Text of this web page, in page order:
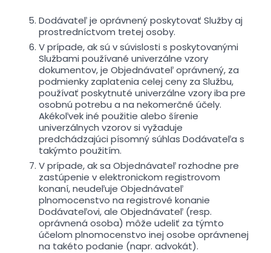
Dodávateľ je oprávnený poskytovať Služby aj
prostredníctvom tretej osoby.
V prípade, ak sú v súvislosti s poskytovanými
Službami používané univerzálne vzory
dokumentov, je Objednávateľ oprávnený, za
podmienky zaplatenia celej ceny za Službu,
používať poskytnuté univerzálne vzory iba pre
osobnú potrebu a na nekomerčné účely.
Akékoľvek iné použitie alebo šírenie
univerzálnych vzorov si vyžaduje
predchádzajúci písomný súhlas Dodávateľa s
takýmto použitím.
V prípade, ak sa Objednávateľ rozhodne pre
zastúpenie v elektronickom registrovom
konaní, neudeľuje Objednávateľ
plnomocenstvo na registrové konanie
Dodávateľovi, ale Objednávateľ (resp.
oprávnená osoba) môže udeliť za týmto
účelom plnomocenstvo inej osobe oprávnenej
na takéto podanie (napr. advokát).